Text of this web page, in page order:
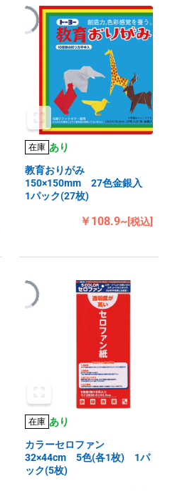
在庫 あり
教育おりがみ
150×150mm 27色金銀入
1パック(27枚)
￥108.9~[税込]
在庫 あり
カラーセロファン
32×44cm 5色(各1枚) 1パ
ック(5枚)